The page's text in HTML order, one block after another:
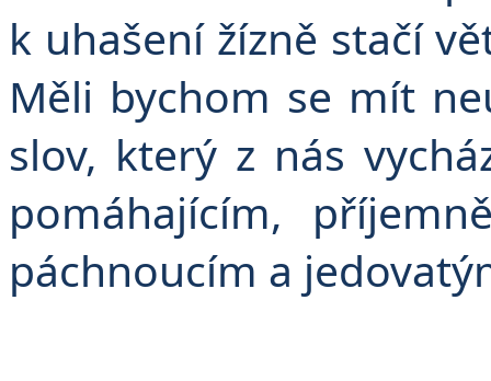
k uhašení žízně stačí
Měli bychom se mít
slov, který z nás
pomáhajícím,
páchnoucím a